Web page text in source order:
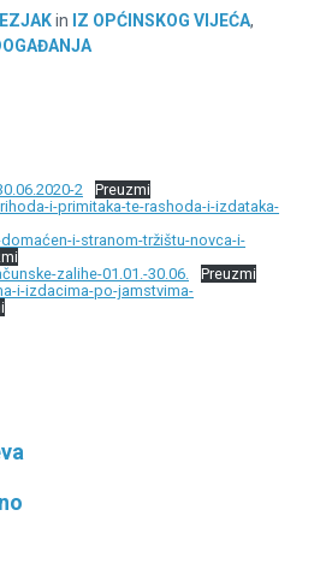
in IZ OPĆINSKOG VIJEĆA,
2
Preuzmi
i-primitaka-te-rashoda-i-izdataka-
i-stranom-tržištu-novca-i-
zalihe-01.01.-30.06.
Preuzmi
i-izdacima-po-jamstvima-